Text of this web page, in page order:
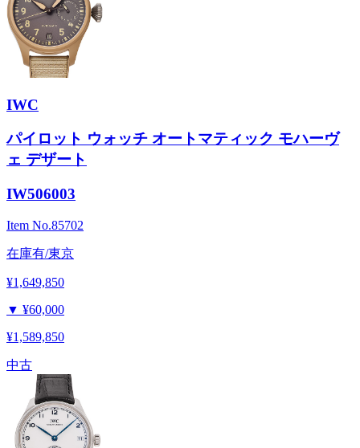
IWC
パイロット ウォッチ オートマティック モハーヴ
ェ デザート
IW506003
Item No.85702
在庫有/東京
¥1,649,850
▼ ¥60,000
¥1,589,850
中古